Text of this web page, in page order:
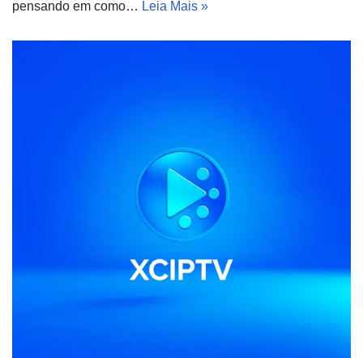
pensando em como… Leia Mais »